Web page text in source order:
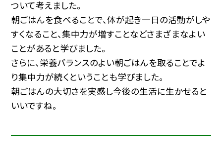
ついて考えました。
朝ごはんを食べることで、体が起き一日の活動がしや
すくなること、集中力が増すことなどさまざまなよい
ことがあると学びました。
さらに、栄養バランスのよい朝ごはんを取ることでよ
り集中力が続くということも学びました。
朝ごはんの大切さを実感し今後の生活に生かせると
いいですね。